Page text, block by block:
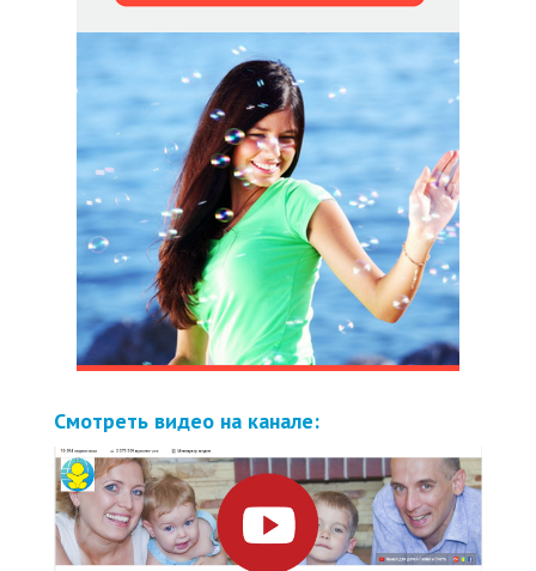
Смотреть видео на канале: